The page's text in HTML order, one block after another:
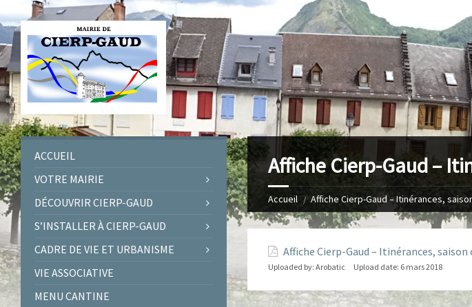
Affiche Cierp-Gaud –
Accueil Affiche Cierp-Gaud – Itinérances,
Affiche Cierp-Gaud – Itinérances,
Uploaded by: Arobatic Upload date: 6 mars 2018
ACCUEIL
VOTRE MAIRIE
DÉCOUVRIR CIERP-GAUD
S’INSTALLER À CIERP-GAUD
CADRE DE VIE ET URBANISME
VIE ASSOCIATIVE
MENU CANTINE